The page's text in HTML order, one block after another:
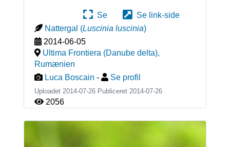
Se
Se link-side
Nattergal (Luscinia luscinia)
2014-06-05
Ultima Frontiera (Danube delta),
Rumænien
Luca Boscain - Se profil
Uploadet 2014-07-26 Publiceret 2014-07-26
2056